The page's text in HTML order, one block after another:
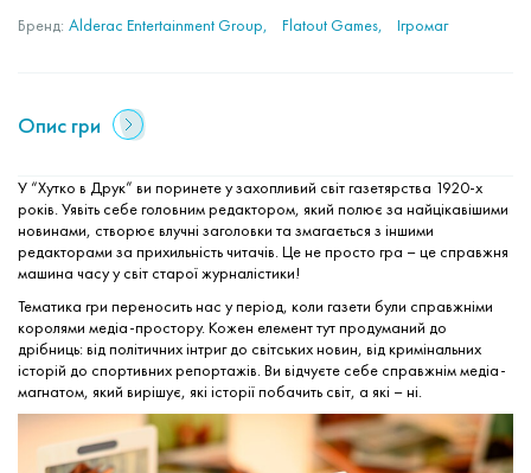
Бренд: Alderac Entertainment Group Flatout Games Ігромаг
Опис гри
У “Хутко в Друк” ви поринете у захопливий світ газетярства 1920-х
років. Уявіть себе головним редактором, який полює за найцікавішими
новинами, створює влучні заголовки та змагається з іншими
редакторами за прихильність читачів. Це не просто гра – це справжня
машина часу у світ старої журналістики!
Тематика гри переносить нас у період, коли газети були справжніми
королями медіа-простору. Кожен елемент тут продуманий до
дрібниць: від політичних інтриг до світських новин, від кримінальних
історій до спортивних репортажів. Ви відчуєте себе справжнім медіа-
магнатом, який вирішує, які історії побачить світ, а які – ні.